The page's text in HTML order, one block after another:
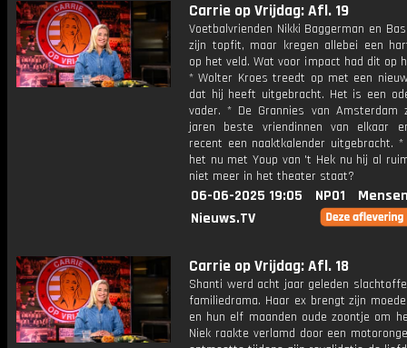
Carrie op Vrijdag: Afl. 19
Voetbalvrienden Nikki Baggerman en
zijn topfit, maar kregen allebei een
op het veld. Wat voor impact had dit op
* Wolter Kroes treedt op met een
dat hij heeft uitgebracht. Het is een
vader. * De Grannies van Amsterdam
jaren beste vriendinnen van elkaar
recent een naaktkalender uitgebracht.
het nu met Youp van 't Hek nu hij al
niet meer in het theater staat?
06-06-2025 19:05 NPO1
Nieuws.TV
Carrie op Vrijdag: Afl. 18
Shanti werd acht jaar geleden
familiedrama. Haar ex brengt zijn
en hun elf maanden oude zoontje om
Niek raakte verlamd door een